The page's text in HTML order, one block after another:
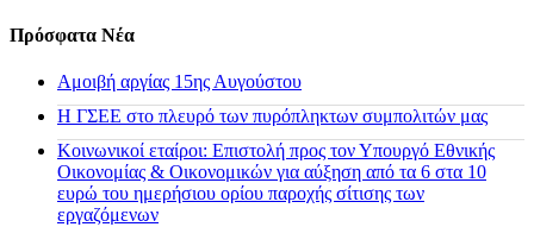
Πρόσφατα Νέα
Αμοιβή αργίας 15ης Αυγούστου
H ΓΣΕΕ στο πλευρό των πυρόπληκτων συμπολιτών μας
Κοινωνικοί εταίροι: Επιστολή προς τον Υπουργό Εθνικής
Οικονομίας & Οικονομικών για αύξηση από τα 6 στα 10
ευρώ του ημερήσιου ορίου παροχής σίτισης των
εργαζόμενων